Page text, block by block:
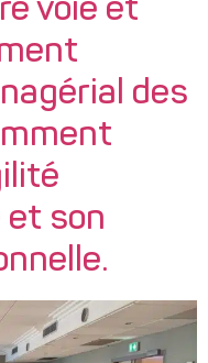
voie et
des
son